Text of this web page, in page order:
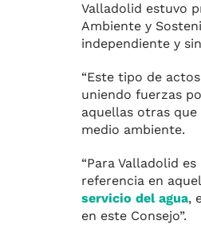
Valladolid estuvo
Ambiente y
independiente y
“Este tipo de
uniendo fuerzas
aquellas otras
medio ambiente.
“Para Valladolid
referencia en
servicio del agua,
en este Consejo”.